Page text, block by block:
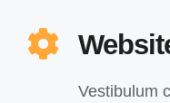
Vestibulum